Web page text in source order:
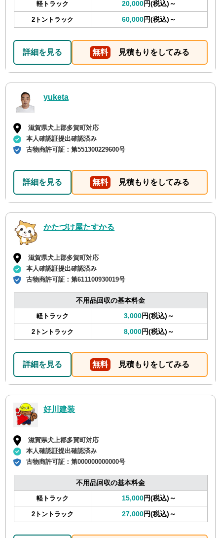
軽トラック 20,000円(税込)～
2トントラック 60,000円(税込)～
詳細を見る 無料 見積もりをしてみる
yuketa
滋賀県犬上郡多賀町対応
本人確認証提出確認済み
古物商許可証：第551300229600号
詳細を見る 無料 見積もりをしてみる
かたづけ屋たすかる
滋賀県犬上郡多賀町対応
本人確認証提出確認済み
古物商許可証：第611100930019号
不用品回収の基本料金
軽トラック 3,000円(税込)～
2トントラック 8,000円(税込)～
詳細を見る 無料 見積もりをしてみる
好川建装
滋賀県犬上郡多賀町対応
本人確認証提出確認済み
古物商許可証：第000000000000号
不用品回収の基本料金
軽トラック 15,000円(税込)～
2トントラック 27,000円(税込)～